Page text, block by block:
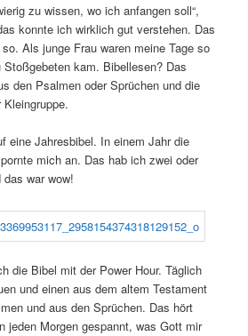
zu wissen, wo ich anfangen soll“,
konnte ich wirklich gut verstehen. Das
Als junge Frau waren meine Tage so
kam. Bibellesen? Das
den Psalmen oder Sprüchen und die
eine Jahresbibel. In einem Jahr die
mich an. Das hab ich zwei oder
war wow!
die Bibel mit der Power Hour. Täglich
und einen aus dem altem Testament
und aus den Sprüchen. Das hört
jeden Morgen gespannt, was Gott mir